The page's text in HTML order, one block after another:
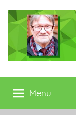
content
Atis
Lejiņš
13.
Saeimas
Menu